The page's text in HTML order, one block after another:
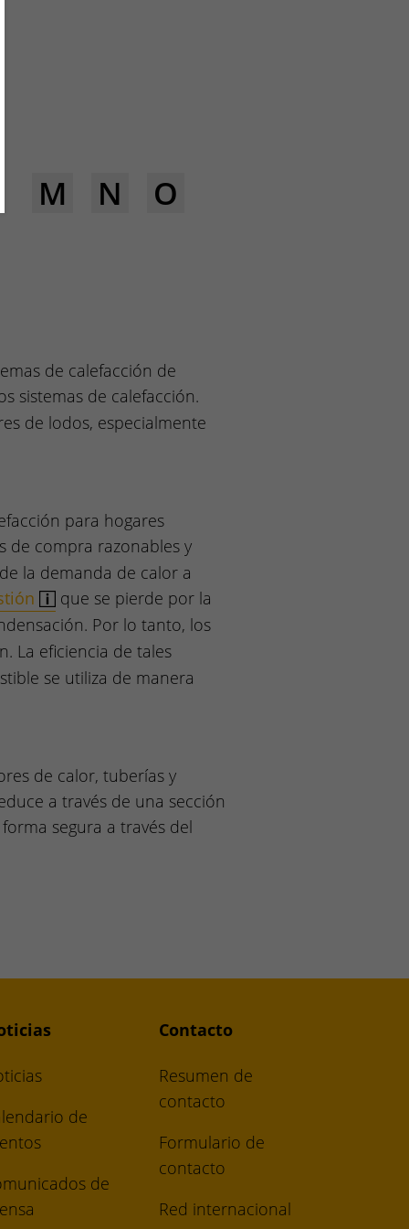
M N O
de calefacción de
sistemas de calefacción.
de lodos, especialmente
para hogares
de compra razonables y
la demanda de calor a
que se pierde por la
Por lo tanto, los
La eficiencia de tales
se utiliza de manera
de calor, tuberías y
a través de una sección
segura a través del
de
de
Contacto
Resumen de
contacto
Formulario de
contacto
Red internacional